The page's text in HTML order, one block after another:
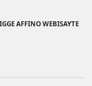
AFFINO WEBISAYTE